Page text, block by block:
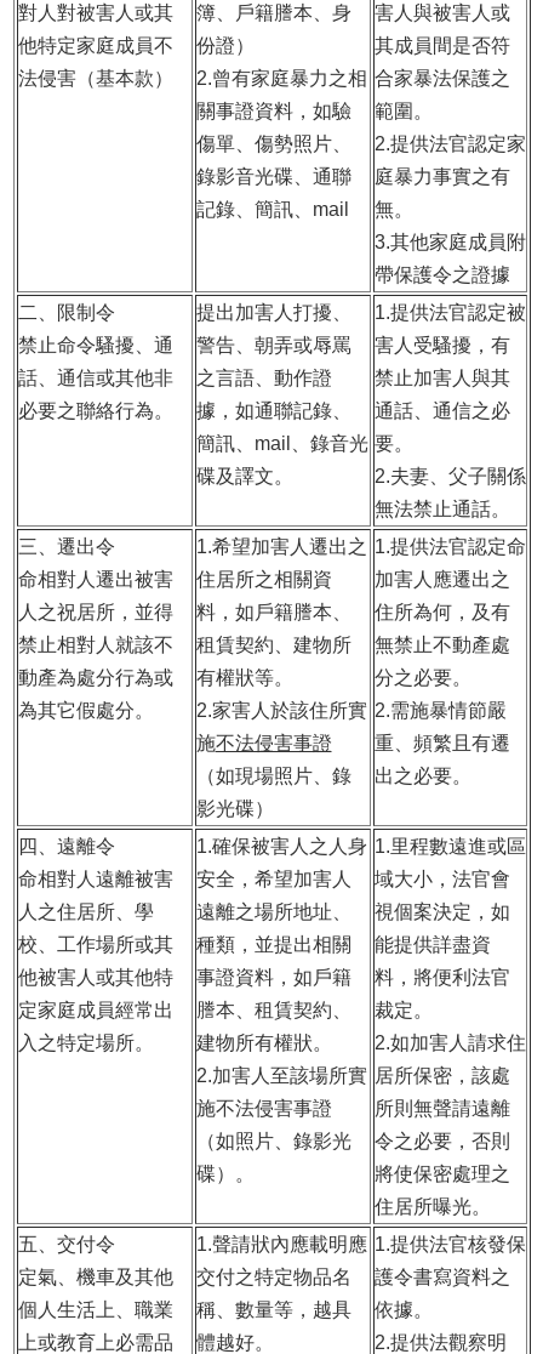
對人對被害人或其
他特定家庭成員不
法侵害（基本款）
簿、戶籍謄本、身
份證）
2.曾有家庭暴力之相
關事證資料，如驗
傷單、傷勢照片、
錄影音光碟、通聯
記錄、簡訊、mail
害人與被害人或
其成員間是否符
合家暴法保護之
範圍。
2.提供法官認定家
庭暴力事實之有
無。
3.其他家庭成員附
帶保護令之證據
二、限制令
禁止命令騷擾、通
話、通信或其他非
必要之聯絡行為。
提出加害人打擾、
警告、朝弄或辱罵
之言語、動作證
據，如通聯記錄、
簡訊、mail、錄音光
碟及譯文。
1.提供法官認定被
害人受騷擾，有
禁止加害人與其
通話、通信之必
要。
2.夫妻、父子關係
無法禁止通話。
三、遷出令
命相對人遷出被害
人之祝居所，並得
禁止相對人就該不
動產為處分行為或
為其它假處分。
1.希望加害人遷出之
住居所之相關資
料，如戶籍謄本、
租賃契約、建物所
有權狀等。
2.家害人於該住所實
施不法侵害事證
（如現場照片、錄
影光碟）
1.提供法官認定命
加害人應遷出之
住所為何，及有
無禁止不動產處
分之必要。
2.需施暴情節嚴
重、頻繁且有遷
出之必要。
四、遠離令
命相對人遠離被害
人之住居所、學
校、工作場所或其
他被害人或其他特
定家庭成員經常出
入之特定場所。
1.確保被害人之人身
安全，希望加害人
遠離之場所地址、
種類，並提出相關
事證資料，如戶籍
謄本、租賃契約、
建物所有權狀。
2.加害人至該場所實
施不法侵害事證
（如照片、錄影光
碟）。
1.里程數遠進或區
域大小，法官會
視個案決定，如
能提供詳盡資
料，將便利法官
裁定。
2.如加害人請求住
居所保密，該處
所則無聲請遠離
令之必要，否則
將使保密處理之
住居所曝光。
五、交付令
定氣、機車及其他
個人生活上、職業
上或教育上必需品
1.聲請狀內應載明應
交付之特定物品名
稱、數量等，越具
體越好。
1.提供法官核發保
護令書寫資料之
依據。
2.提供法觀察明